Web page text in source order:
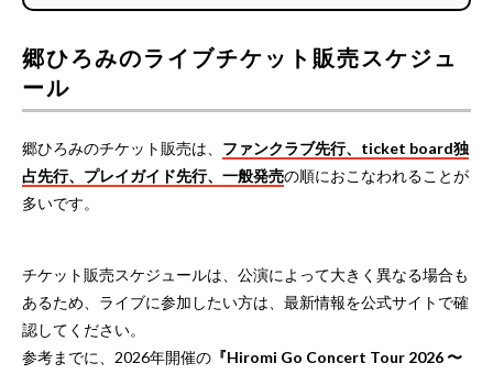
郷ひろみのライブチケット販売スケジュ
ール
郷ひろみのチケット販売は、 ファンクラブ先行、ticket board独
占先行、プレイガイド先行、一般発売の順におこなわれることが
多いです。
チケット販売スケジュールは、公演によって大きく異なる場合も
あるため、ライブに参加したい方は、最新情報を公式サイトで確
認してください。
参考までに、2026年開催の 『Hiromi Go Concert Tour 2026 〜